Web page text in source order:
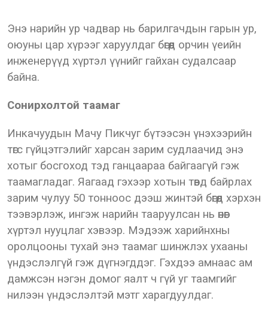
Энэ нарийн ур чадвар нь барилгачдын гарын ур,
оюуны цар хүрээг харуулдаг бөгөөд орчин үеийн
инженерүүд хүртэл үүнийг гайхан судалсаар
байна.
Сонирхолтой таамаг
Инкачуудын Мачу Пикчуг бүтээсэн үнэхээрийн
төгс гүйцэтгэлийг харсан зарим судлаачид энэ
хотыг босгоход тэд ганцаараа байгаагүй гэж
таамагладаг. Яагаад гэхээр хотын төвд байрлах
зарим чулуу 50 тонноос дээш жинтэй бөгөөд хэрхэн
тээвэрлэж, ингэж нарийн тааруулсан нь өнөөг
хүртэл нууцлаг хэвээр. Мэдээж харийнхны
оролцооны тухай энэ таамаг шинжлэх ухааны
үндэслэлгүй гэж дүгнэгддэг. Гэхдээ амнаас ам
дамжсэн нэгэн домог яалт ч гүй уг таамгийг
нилээн үндэслэлтэй мэтг харагдуулдаг.